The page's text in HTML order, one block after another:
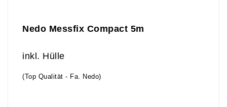
Nedo Messfix Compact 5m
inkl. Hülle
(Top Qualität - Fa. Nedo)